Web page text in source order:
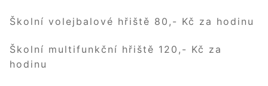
Školní volejbalové hřiště 80,- Kč za hodinu
Školní multifunkční hřiště 120,- Kč za
hodinu